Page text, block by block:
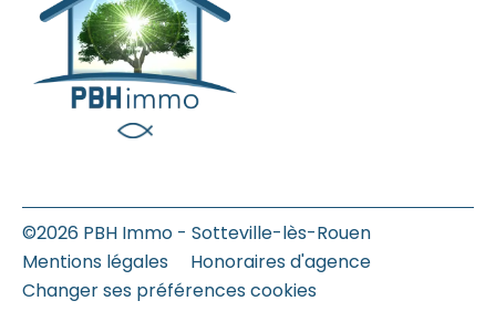
©2026 PBH Immo - Sotteville-lès-Rouen
Mentions légales
Honoraires d'agence
Changer ses préférences cookies